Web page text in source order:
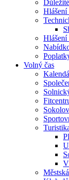
Hlášení
Hlášení
Volný čas